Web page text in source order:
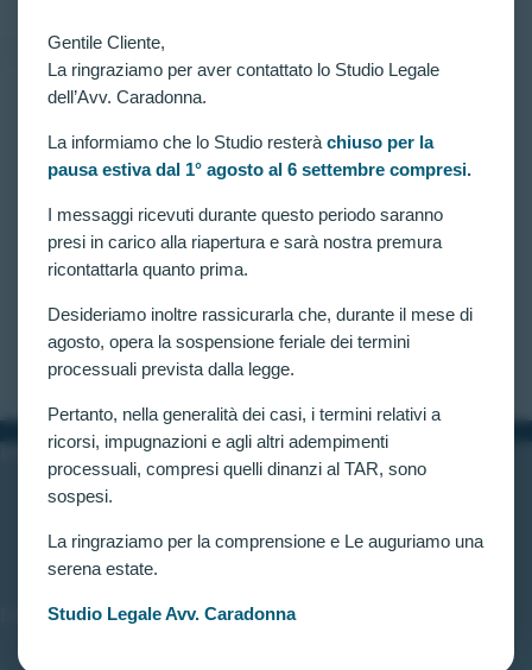
Gentile Cliente,
La ringraziamo per aver contattato lo Studio Legale
dell’Avv. Caradonna.
La informiamo che lo Studio resterà chiuso per la
pausa estiva dal 1° agosto al 6 settembre compresi.
I messaggi ricevuti durante questo periodo saranno
presi in carico alla riapertura e sarà nostra premura
ricontattarla quanto prima.
Desideriamo inoltre rassicurarla che, durante il mese di
agosto, opera la sospensione feriale dei termini
processuali prevista dalla legge.
Pertanto, nella generalità dei casi, i termini relativi a
ricorsi, impugnazioni e agli altri adempimenti
processuali, compresi quelli dinanzi al TAR, sono
sospesi.
La ringraziamo per la comprensione e Le auguriamo una
serena estate.
Studio Legale Avv. Caradonna
CONCORSO 3700 ALLIEVI CARABINIERI:
AMMESSO RICORRENTE ESCLUSO PER
IPERCOLESTEROLEMIA.
Concorso 3700 Allievi Carabinieri in ferma
quadriennale: riammesso altro ricorrente escluso per
ipercolesterolemia >240 mg Il TAR Lazio, Sez. I
Caradonna avverso i giudizi di inidoneità della
commissione per gli accertamenti psico-fisici!
CLAUDIA CARADONNA NOVEMBRE 26, 2019
INFORMAZIONI
Home
Chi siamo
Contatti
LINK UTILI